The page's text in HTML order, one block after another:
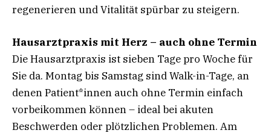
regenerieren und Vitalität spürbar zu steigern.
Hausarztpraxis mit Herz – auch ohne Termin
Die Hausarztpraxis ist sieben Tage pro Woche für
Sie da. Montag bis Samstag sind Walk-in-Tage, an
denen Patient*innen auch ohne Termin einfach
vorbeikommen können – ideal bei akuten
Beschwerden oder plötzlichen Problemen. Am